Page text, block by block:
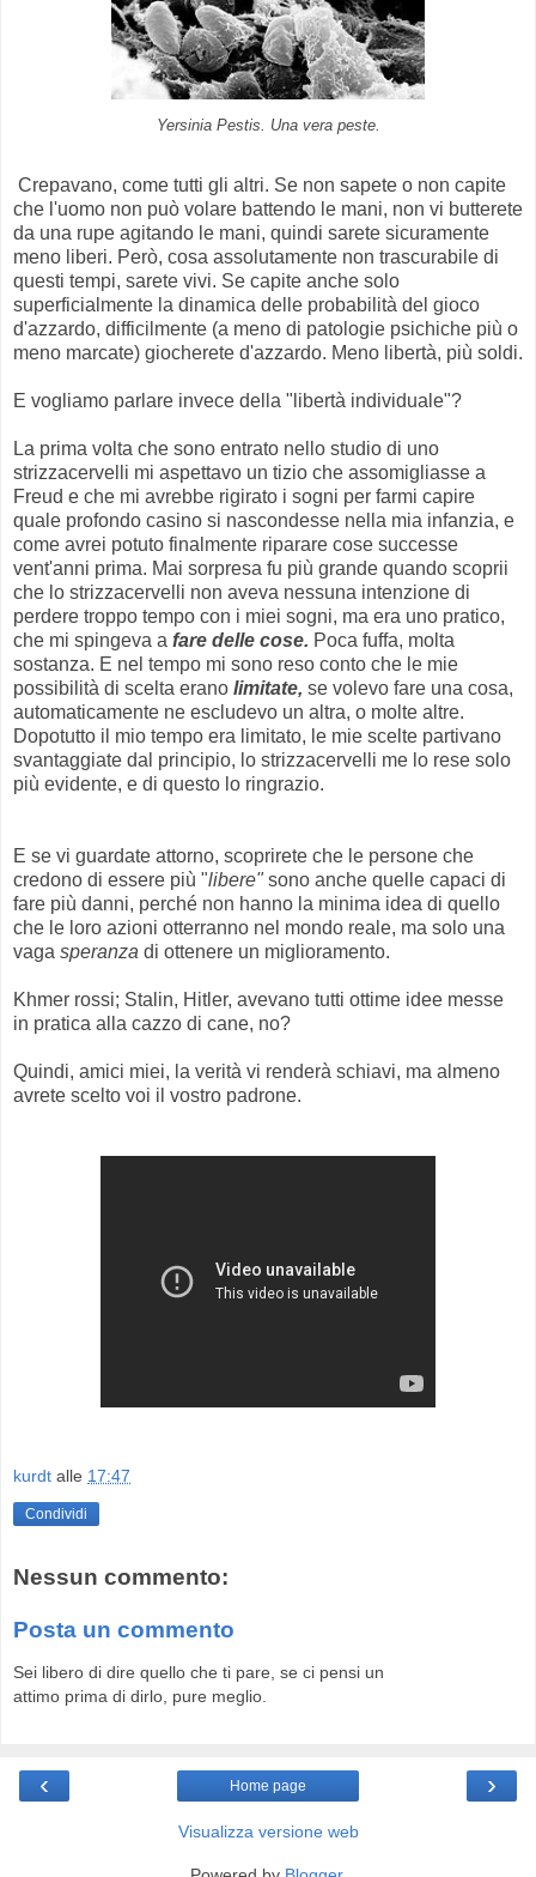
Yersinia Pestis. Una vera peste.
Crepavano, come tutti gli altri. Se non sapete o non capite
che l'uomo non può volare battendo le mani, non vi butterete
da una rupe agitando le mani, quindi sarete sicuramente
meno liberi. Però, cosa assolutamente non trascurabile di
questi tempi, sarete vivi. Se capite anche solo
superficialmente la dinamica delle probabilità del gioco
d'azzardo, difficilmente (a meno di patologie psichiche più o
meno marcate) giocherete d'azzardo. Meno libertà, più soldi.
E vogliamo parlare invece della "libertà individuale"?
La prima volta che sono entrato nello studio di uno
strizzacervelli mi aspettavo un tizio che assomigliasse a
Freud e che mi avrebbe rigirato i sogni per farmi capire
quale profondo casino si nascondesse nella mia infanzia, e
come avrei potuto finalmente riparare cose successe
vent'anni prima. Mai sorpresa fu più grande quando scoprii
che lo strizzacervelli non aveva nessuna intenzione di
perdere troppo tempo con i miei sogni, ma era uno pratico,
che mi spingeva a fare delle cose. Poca fuffa, molta
sostanza. E nel tempo mi sono reso conto che le mie
possibilità di scelta erano limitate, se volevo fare una cosa,
automaticamente ne escludevo un altra, o molte altre.
Dopotutto il mio tempo era limitato, le mie scelte partivano
svantaggiate dal principio, lo strizzacervelli me lo rese solo
più evidente, e di questo lo ringrazio.
E se vi guardate attorno, scoprirete che le persone che
credono di essere più "libere"sono anche quelle capaci di
fare più danni, perché non hanno la minima idea di quello
che le loro azioni otterranno nel mondo reale, ma solo una
vaga speranza di ottenere un miglioramento.
Khmer rossi; Stalin, Hitler, avevano tutti ottime idee messe
in pratica alla cazzo di cane, no?
Quindi, amici miei, la verità vi renderà schiavi, ma almeno
avrete scelto voi il vostro padrone.
kurdt alle 17:47
Condividi
Nessun commento:
Posta un commento
Sei libero di dire quello che ti pare, se ci pensi un
attimo prima di dirlo, pure meglio.
‹ ›
Home page
Visualizza versione web